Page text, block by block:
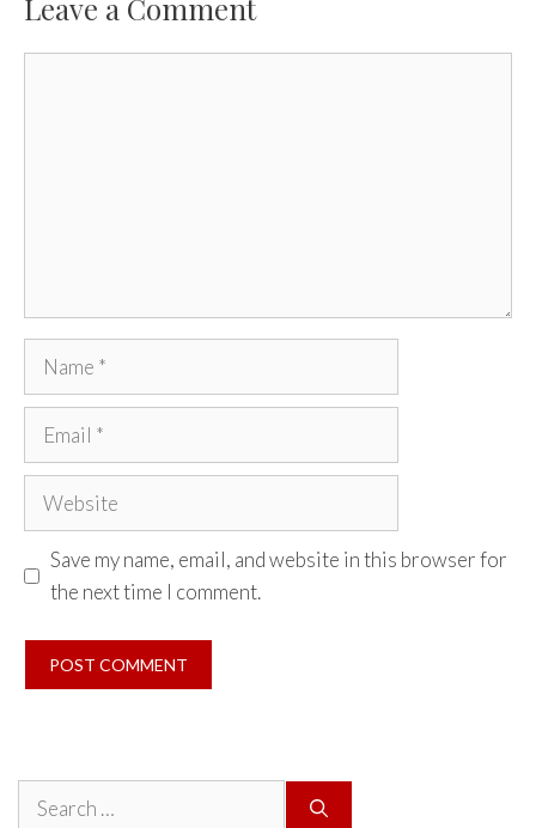
Leave a Comment
Name
Email
Website
Save my name, email, and website in this browser for
the next time I comment.
Search